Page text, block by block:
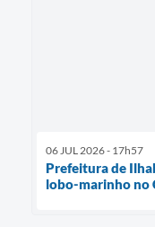
06 JUL 2026 - 17h57
Prefeitura de
lobo-marinho no